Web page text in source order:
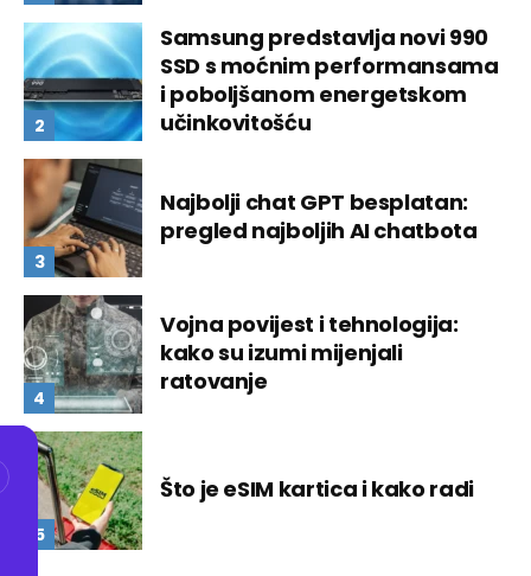
Samsung predstavlja novi 990
SSD s moćnim performansama
i poboljšanom energetskom
učinkovitošću
Najbolji chat GPT besplatan:
pregled najboljih AI chatbota
Vojna povijest i tehnologija:
kako su izumi mijenjali
ratovanje
Što je eSIM kartica i kako radi